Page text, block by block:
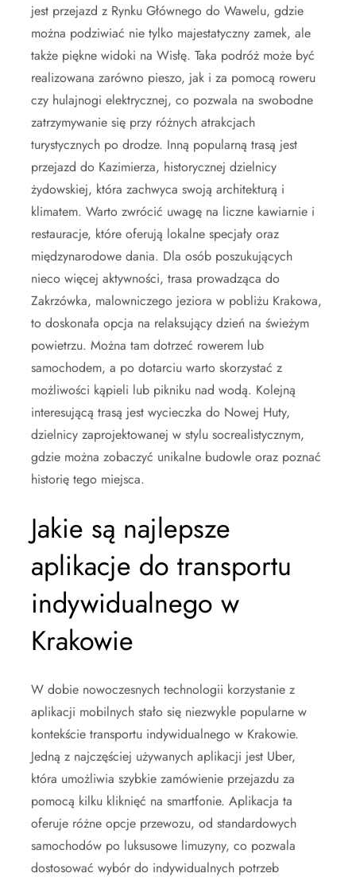
jest przejazd z Rynku Głównego do Wawelu, gdzie
można podziwiać nie tylko majestatyczny zamek, ale
także piękne widoki na Wisłę. Taka podróż może być
realizowana zarówno pieszo, jak i za pomocą roweru
czy hulajnogi elektrycznej, co pozwala na swobodne
zatrzymywanie się przy różnych atrakcjach
turystycznych po drodze. Inną popularną trasą jest
przejazd do Kazimierza, historycznej dzielnicy
żydowskiej, która zachwyca swoją architekturą i
klimatem. Warto zwrócić uwagę na liczne kawiarnie i
restauracje, które oferują lokalne specjały oraz
międzynarodowe dania. Dla osób poszukujących
nieco więcej aktywności, trasa prowadząca do
Zakrzówka, malowniczego jeziora w pobliżu Krakowa,
to doskonała opcja na relaksujący dzień na świeżym
powietrzu. Można tam dotrzeć rowerem lub
samochodem, a po dotarciu warto skorzystać z
możliwości kąpieli lub pikniku nad wodą. Kolejną
interesującą trasą jest wycieczka do Nowej Huty,
dzielnicy zaprojektowanej w stylu socrealistycznym,
gdzie można zobaczyć unikalne budowle oraz poznać
historię tego miejsca.
Jakie są najlepsze
aplikacje do transportu
indywidualnego w
Krakowie
W dobie nowoczesnych technologii korzystanie z
aplikacji mobilnych stało się niezwykle popularne w
kontekście transportu indywidualnego w Krakowie.
Jedną z najczęściej używanych aplikacji jest Uber,
która umożliwia szybkie zamówienie przejazdu za
pomocą kilku kliknięć na smartfonie. Aplikacja ta
oferuje różne opcje przewozu, od standardowych
samochodów po luksusowe limuzyny, co pozwala
dostosować wybór do indywidualnych potrzeb